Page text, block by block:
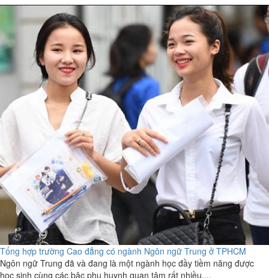
Tổng hợp trường Cao đẳng có ngành Ngôn ngữ Trung ở TPHCM
Ngôn ngữ Trung đã và đang là một ngành học đầy tiềm năng được
học sinh cùng các bậc phụ huynh quan tâm rất nhiều....